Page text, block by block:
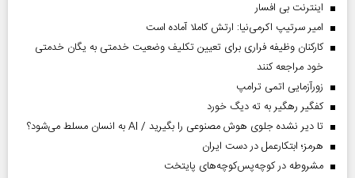
اینترنت بی افسار
امیر سرتیپ اکرمی‌نیا: ارتش کاملا آماده است
کارکنان وظیفه فراری برای تعیین تکلیف وضعیت خدمتی به یگان خدمتی
خود مراجعه کنند
زورآزمایی اتمی ترامپ
کفگیر رهگیر به ته دیگ خورد
تا دیر نشده جلوی هوش مصنوعی را بگیرید / AI به انسان مسلط می‌شود؟
هرمز؛ ابتکارعمل در دست ایران
مشروطه در کوچه‌پس‌کوچه‌های پایتخت